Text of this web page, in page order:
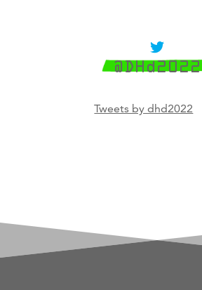

@DHd2022
Tweets by dhd2022